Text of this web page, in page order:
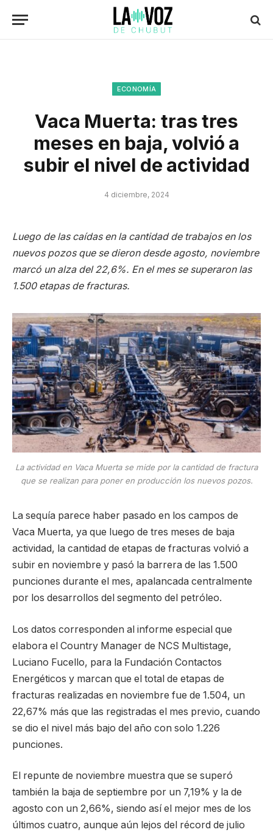
ECONOMÍA
Vaca Muerta: tras tres
meses en baja, volvió a
subir el nivel de actividad
4 diciembre, 2024
Luego de las caídas en la cantidad de trabajos en los
nuevos pozos que se dieron desde agosto, noviembre
marcó un alza del 22,6%. En el mes se superaron las
1.500 etapas de fracturas.
La actividad en Vaca Muerta se mide por la cantidad de fractura
que se realizan para poner en producción los nuevos pozos.
La sequía parece haber pasado en los campos de
Vaca Muerta, ya que luego de tres meses de baja
actividad, la cantidad de etapas de fracturas volvió a
subir en noviembre y pasó la barrera de las 1.500
punciones durante el mes, apalancada centralmente
por los desarrollos del segmento del petróleo.
Los datos corresponden al informe especial que
elabora el Country Manager de NCS Multistage,
Luciano Fucello, para la Fundación Contactos
Energéticos y marcan que el total de etapas de
fracturas realizadas en noviembre fue de 1.504, un
22,67% más que las registradas el mes previo, cuando
se dio el nivel más bajo del año con solo 1.226
punciones.
El repunte de noviembre muestra que se superó
también la baja de septiembre por un 7,19% y la de
agosto con un 2,66%, siendo así el mejor mes de los
últimos cuatro, aunque aún lejos del récord de julio